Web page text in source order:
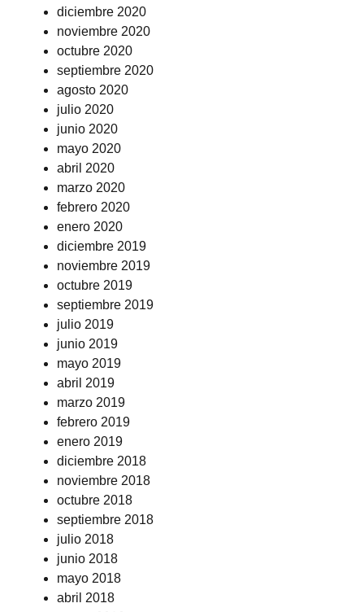
diciembre 2020
noviembre 2020
octubre 2020
septiembre 2020
agosto 2020
julio 2020
junio 2020
mayo 2020
abril 2020
marzo 2020
febrero 2020
enero 2020
diciembre 2019
noviembre 2019
octubre 2019
septiembre 2019
julio 2019
junio 2019
mayo 2019
abril 2019
marzo 2019
febrero 2019
enero 2019
diciembre 2018
noviembre 2018
octubre 2018
septiembre 2018
julio 2018
junio 2018
mayo 2018
abril 2018